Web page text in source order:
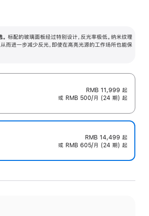
标配的玻璃面板经过特别设计，反光率极低。纳米纹理
而进一步减少反光，即使在高亮光源的工作场所也能保
RMB 11,999 起
或 RMB 500/月 (24 期) 起
RMB 14,499 起
或 RMB 605/月 (24 期) 起